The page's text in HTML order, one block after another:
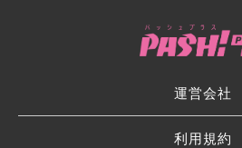
運営会社
利用規約